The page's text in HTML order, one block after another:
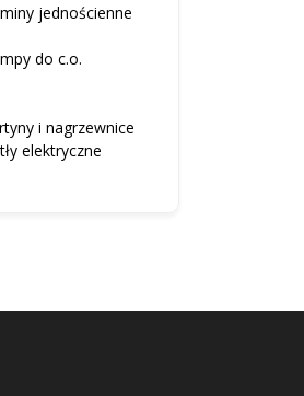
jednościenne
do c.o.
i nagrzewnice
elektryczne